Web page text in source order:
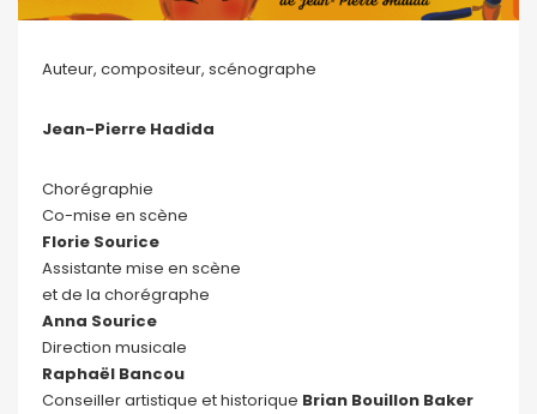
Auteur, compositeur, scénographe
Jean-Pierre Hadida
Chorégraphie
Co-mise en scène
Florie Sourice
Assistante mise en scène
et de la chorégraphe
Anna Sourice
Direction musicale
Raphaël Bancou
Conseiller artistique et historique Brian Bouillon Baker